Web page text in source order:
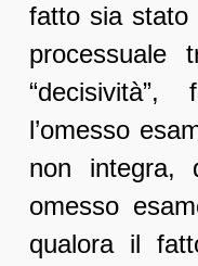
fatto sia stato
l’omesso
non
omesso
qualora il